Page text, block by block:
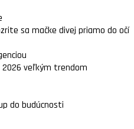
sa mačke divej priamo do očí
veľkým trendom
do budúcnosti